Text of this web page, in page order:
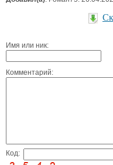
Имя или ник:
Комментарий:
Код: